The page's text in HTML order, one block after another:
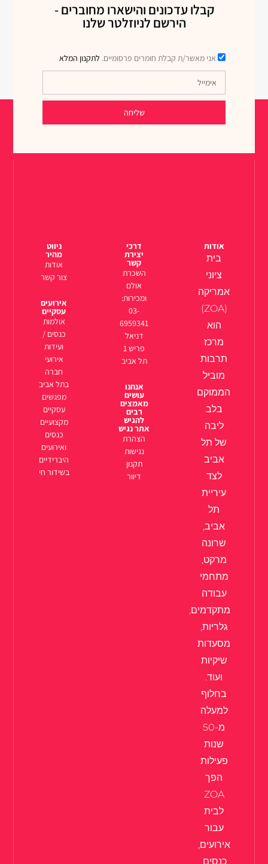
קבלו עדכונים והישארו מחוברים -
הירשם לניוזלטר שלנו
אני מאשר/ת קבלת חומרים פרסומיים. לתקנון המלא
שליחה
אודות
בית
ציוני
אמריקה
(ZOA)
הוא
מרכז
תרבות
מוביל
הממוקם
בלב
ליבה
של תל
אביב
לצד
עיריית
תל
אביב,
שרונה
מרקט,
מתחמי
עבודה
מתקדמים,
גלריות,
מסעדות
שיקיות
ועוד.
בחלוף
למעלה
מ-50
שנות
פעילות
הפך
ZOA
לבית
עבור
אירועים,
כנסים,
דרכי
יצירת
קשר
השכרת
אולם
ומכירות:
03-
6959341
דניאל
פריש 1
תל אביב
אנחנו
עושים
מאמצים
רבים
להגיש
אתר נגיש
הצהרת
נגישות
תקנון
דיוור
ניווט
מהיר
אודות
צור קשר
אירועים
עסקיים
אולמות
כנסים /
ועידות
אירועי
חברה
בתל אביב
מפגשים
עסקיים
מקצועיים
כנסים
ואירועים
היברידיים
בשידור חי